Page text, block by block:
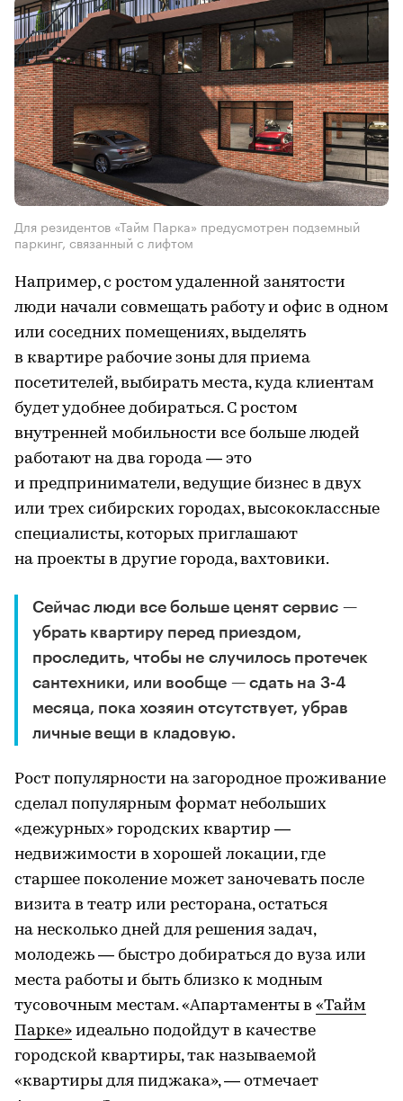
Для резидентов «Тайм Парка» предусмотрен подземный
паркинг, связанный с лифтом
Например, с ростом удаленной занятости
люди начали совмещать работу и офис в одном
или соседних помещениях, выделять
в квартире рабочие зоны для приема
посетителей, выбирать места, куда клиентам
будет удобнее добираться. С ростом
внутренней мобильности все больше людей
работают на два города — это
и предприниматели, ведущие бизнес в двух
или трех сибирских городах, высококлассные
специалисты, которых приглашают
на проекты в другие города, вахтовики.
Сейчас люди все больше ценят сервис —
убрать квартиру перед приездом,
проследить, чтобы не случилось протечек
сантехники, или вообще — сдать на 3-4
месяца, пока хозяин отсутствует, убрав
личные вещи в кладовую.
Рост популярности на загородное проживание
сделал популярным формат небольших
«дежурных» городских квартир —
недвижимости в хорошей локации, где
старшее поколение может заночевать после
визита в театр или ресторана, остаться
на несколько дней для решения задач,
молодежь — быстро добираться до вуза или
места работы и быть близко к модным
тусовочным местам. «Апартаменты в «Тайм
Парке» идеально подойдут в качестве
городской квартиры, так называемой
«квартиры для пиджака», — отмечает